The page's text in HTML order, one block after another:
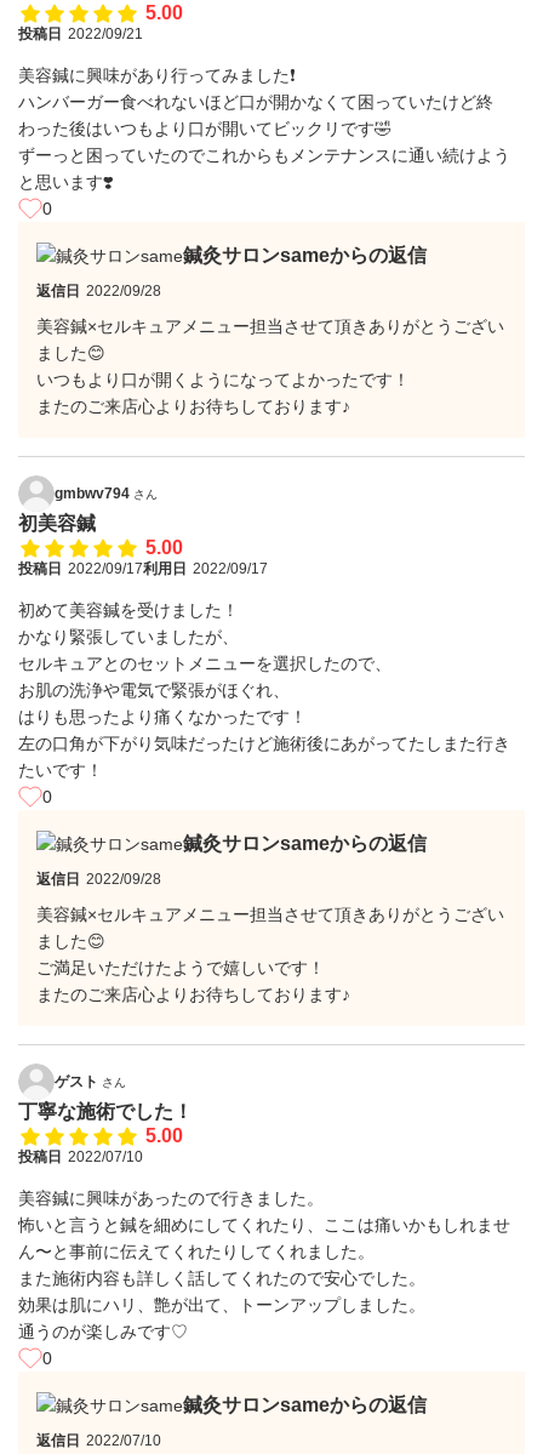
5.00
投稿日 2022/09/21
美容鍼に興味があり行ってみました❗️
ハンバーガー食べれないほど口が開かなくて困っていたけど終
わった後はいつもより口が開いてビックリです🤣
ずーっと困っていたのでこれからもメンテナンスに通い続けよう
と思います❣️
0
鍼灸サロンsameからの返信
返信日 2022/09/28
美容鍼×セルキュアメニュー担当させて頂きありがとうござい
ました😊
いつもより口が開くようになってよかったです！
またのご来店心よりお待ちしております♪
gmbwv794 さん
初美容鍼
5.00
投稿日 2022/09/17利用日 2022/09/17
初めて美容鍼を受けました！
かなり緊張していましたが、
セルキュアとのセットメニューを選択したので、
お肌の洗浄や電気で緊張がほぐれ、
はりも思ったより痛くなかったです！
左の口角が下がり気味だったけど施術後にあがってたしまた行き
たいです！
0
鍼灸サロンsameからの返信
返信日 2022/09/28
美容鍼×セルキュアメニュー担当させて頂きありがとうござい
ました😊
ご満足いただけたようで嬉しいです！
またのご来店心よりお待ちしております♪
ゲスト さん
丁寧な施術でした！
5.00
投稿日 2022/07/10
美容鍼に興味があったので行きました。
怖いと言うと鍼を細めにしてくれたり、ここは痛いかもしれませ
ん〜と事前に伝えてくれたりしてくれました。
また施術内容も詳しく話してくれたので安心でした。
効果は肌にハリ、艶が出て、トーンアップしました。
通うのが楽しみです♡
0
鍼灸サロンsameからの返信
返信日 2022/07/10